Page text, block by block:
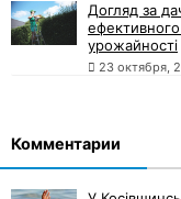
Догляд за
урожайності
23 октября,
Комментарии